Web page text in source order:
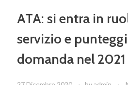
ATA: si entra in
servizio e
domanda nel 2021